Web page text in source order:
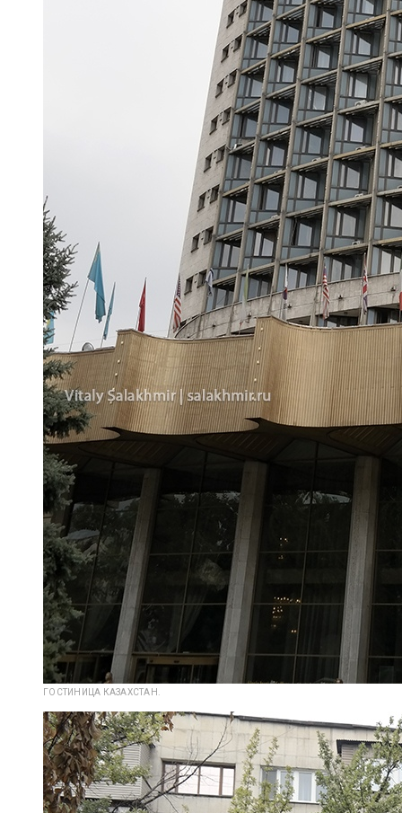
ГОСТИНИЦА КАЗАХСТАН.